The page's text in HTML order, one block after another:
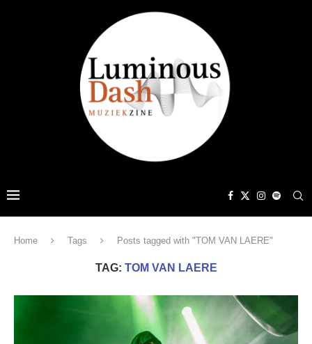
Home Tags Posts tagged with "TOM VAN LAERE"
TAG: TOM VAN LAERE